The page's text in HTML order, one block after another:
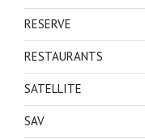
RESERVE
RESTAURANTS
SATELLITE
SAV